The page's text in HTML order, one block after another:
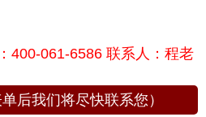
400-061-6586 联系人：程老
后我们将尽快联系您）